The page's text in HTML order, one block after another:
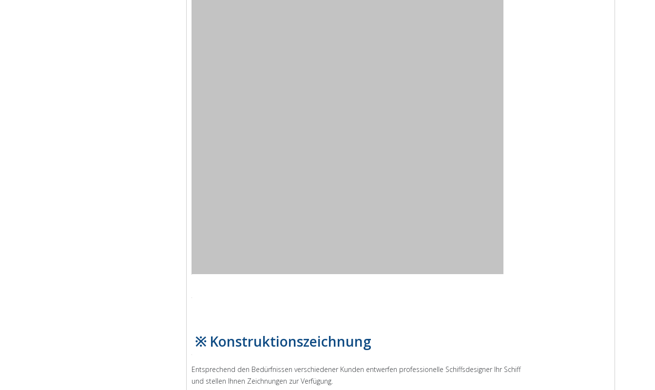
※ Konstruktionszeichnung
Entsprechend den Bedürfnissen verschiedener Kunden entwerfen professionelle Schiffsdesigner Ihr Schiff
und stellen Ihnen Zeichnungen zur Verfügung.